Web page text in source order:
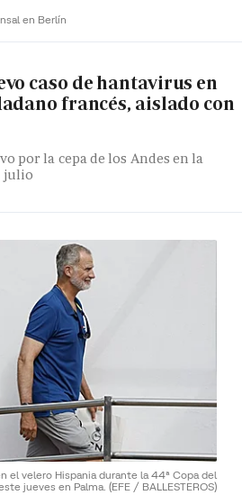
en Berlín
caso de hantavirus en
francés, aislado con
por la cepa de los Andes en la
julio
el velero Hispania durante la 44ª Copa del
jueves en Palma. (EFE / BALLESTEROS)